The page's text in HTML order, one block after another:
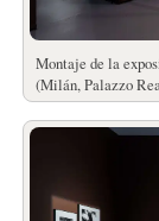
Montaje de la
(Milán, Palazzo